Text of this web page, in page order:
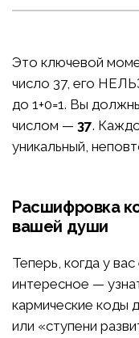
Это ключевой
число 37, его
до 1+0=1. Вы
числом — 37.
уникальный,
Расшифровка
вашей души
Теперь, когда у
интересное —
кармические коды
или «ступени